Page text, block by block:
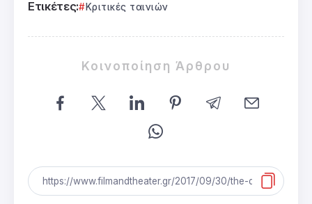
Ετικέτες: Κριτικές ταινιών
Κοινοποίηση Άρθρου